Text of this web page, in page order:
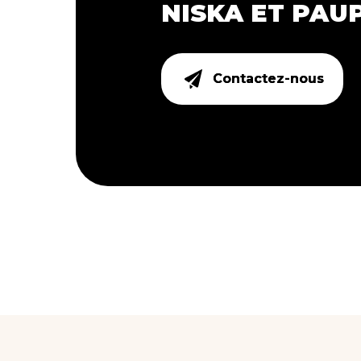
NISKA ET
Contactez-nous
Contactez-nous